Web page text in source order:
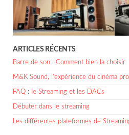
ARTICLES RÉCENTS
Barre de son : Comment bien la choisir
M&K Sound, l’expérience du cinéma
FAQ : le Streaming et les DACs
Débuter dans le streaming
Les différentes plateformes de